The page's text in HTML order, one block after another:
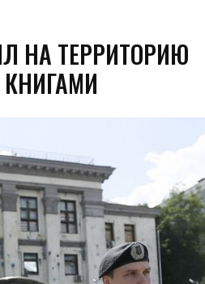
НА ТЕРРИТОРИЮ